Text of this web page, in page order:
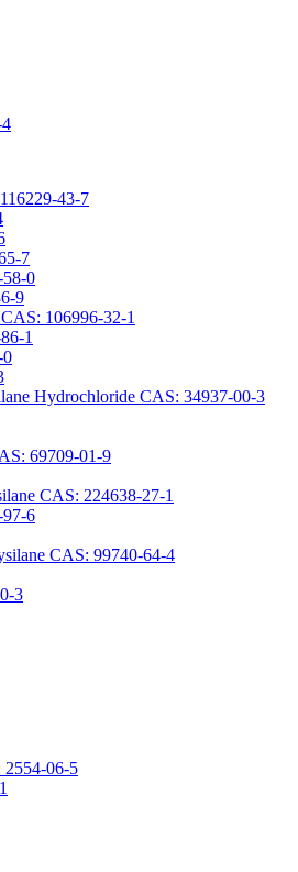
43-7
7
0
9
106996-32-1
1
0
Hydrochloride CAS: 34937-00-3
69709-01-9
CAS: 224638-27-1
6
CAS: 99740-64-4
3
2554-06-5